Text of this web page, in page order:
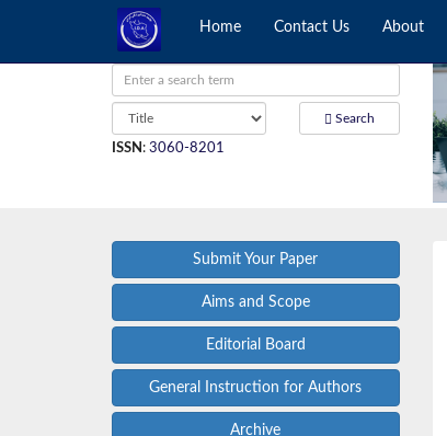
Home Contact Us About
Search
ISSN : 3060-8201
Submit Your Paper
Aims and Scope
Editorial Board
General Instruction for Authors
Archive